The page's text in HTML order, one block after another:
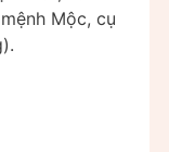
Mộc, cụ